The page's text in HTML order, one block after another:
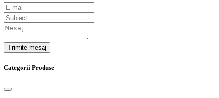
Trimite mesaj
Categorii Produse